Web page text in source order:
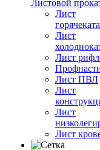
Листовой
Лист
Лист
Лист
Лист ПВЛ
Лист
Лист
Лист